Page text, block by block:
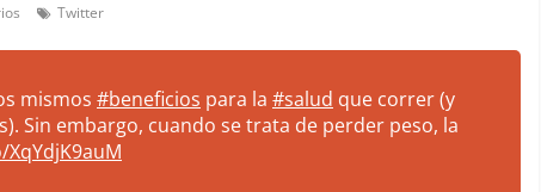
Twitter
mismos #beneficios para la #salud que correr (y
Sin embargo, cuando se trata de perder peso, la